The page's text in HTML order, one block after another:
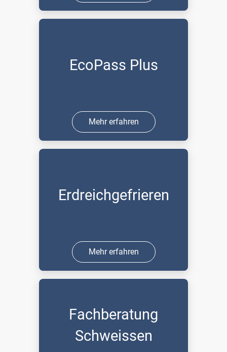
EcoPass Plus
Mehr erfahren
Erdreichgefrieren
Mehr erfahren
Fachberatung
Schweissen